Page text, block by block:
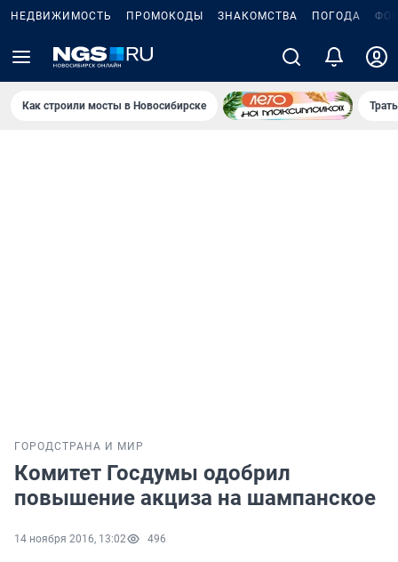
НЕДВИЖИМОСТЬ ПРОМОКОДЫ ЗНАКОМСТВА ПОГОДА
Как строили мосты в Новосибирске
ГОРОДСТРАНА И МИР
Комитет Госдумы одобрил
повышение акциза на шампанское
14 ноября 2016, 13:02 496